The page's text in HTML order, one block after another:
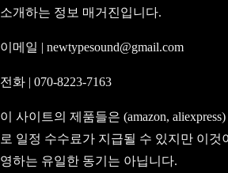
소개하는 정보 매거진입니다.
이메일 | newtypesound@gmail.com
전화 | 070-8223-7163
이 사이트의 제품들은 (amazon,
로 일정 수수료가 지급될 수 있지만 이것
영하는 유일한 동기는 아닙니다.